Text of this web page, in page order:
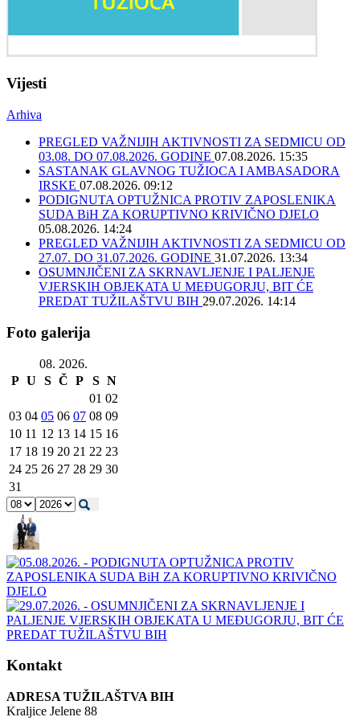
Vijesti
Arhiva
PREGLED VAŽNIJIH AKTIVNOSTI ZA SEDMICU OD
03.08. DO 07.08.2026. GODINE 07.08.2026. 15:35
SASTANAK GLAVNOG TUŽIOCA I AMBASADORA
IRSKE 07.08.2026. 09:12
PODIGNUTA OPTUŽNICA PROTIV ZAPOSLENIKA
SUDA BiH ZA KORUPTIVNO KRIVIČNO DJELO
05.08.2026. 14:24
PREGLED VAŽNIJIH AKTIVNOSTI ZA SEDMICU OD
27.07. DO 31.07.2026. GODINE 31.07.2026. 13:34
OSUMNJIČENI ZA SKRNAVLJENJE I PALJENJE
VJERSKIH OBJEKATA U MEĐUGORJU, BIT ĆE
PREDAT TUŽILAŠTVU BIH 29.07.2026. 14:14
Foto galerija
08. 2026.
P U S Č P S N
01 02
03 04 05 06 07 08 09
10 11 12 13 14 15 16
17 18 19 20 21 22 23
24 25 26 27 28 29 30
31
Kontakt
ADRESA TUŽILAŠTVA BIH
Kraljice Jelene 88